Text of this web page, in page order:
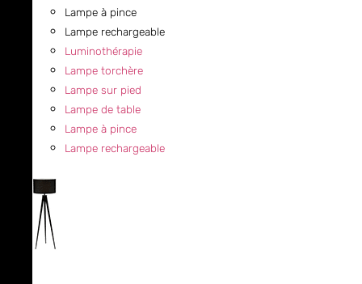
Lampe à pince
Lampe rechargeable
Luminothérapie
Lampe torchère
Lampe sur pied
Lampe de table
Lampe à pince
Lampe rechargeable